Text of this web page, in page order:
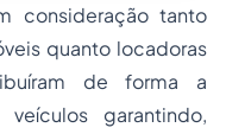
consideração tanto
quanto locadoras
de forma a
garantindo,